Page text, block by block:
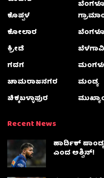
ಕೊಪ್ಪಳ
ಕೋಲಾರ
ಕ್ರೀಡೆ
ಗದಗ
ಚಾಮರಾಜನಗರ
ಚಿಕ್ಕಬಳ್ಳಾಫುರ
ಬೆಳಗಾವಿ
ಮಂಡ್ಯ
Recent News
ಹಾರ್ದಿಕ್
ಎಂದ ಅಶ್ವಿನ್​!